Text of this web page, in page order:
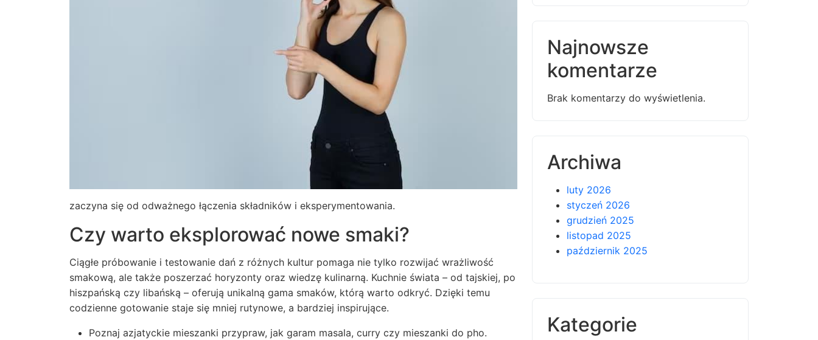
zaczyna się od odważnego łączenia składników i eksperymentowania.
Czy warto eksplorować nowe smaki?
Ciągłe próbowanie i testowanie dań z różnych kultur pomaga nie tylko rozwijać wrażliwość
smakową, ale także poszerzać horyzonty oraz wiedzę kulinarną. Kuchnie świata – od tajskiej, po
hiszpańską czy libańską – oferują unikalną gama smaków, którą warto odkryć. Dzięki temu
codzienne gotowanie staje się mniej rutynowe, a bardziej inspirujące.
Poznaj azjatyckie mieszanki przypraw, jak garam masala, curry czy mieszanki do pho.
Najnowsze
komentarze
Brak komentarzy do wyświetlenia.
Archiwa
luty 2026
styczeń 2026
grudzień 2025
listopad 2025
październik 2025
Kategorie